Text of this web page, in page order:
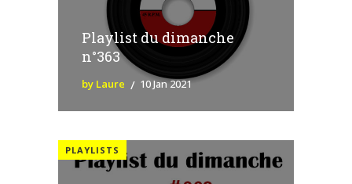
Playlist du dimanche
n°363
by Laure 10 Jan 2021
PLAYLISTS